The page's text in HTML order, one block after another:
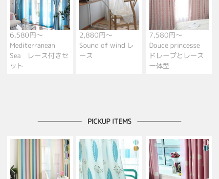
6,580円～
Mediterranean
Sea レース付きセ
ット
2,880円～
Sound of wind レ
ース
7,580円～
Douce princesse
ドレープとレース
一体型
PICKUP ITEMS